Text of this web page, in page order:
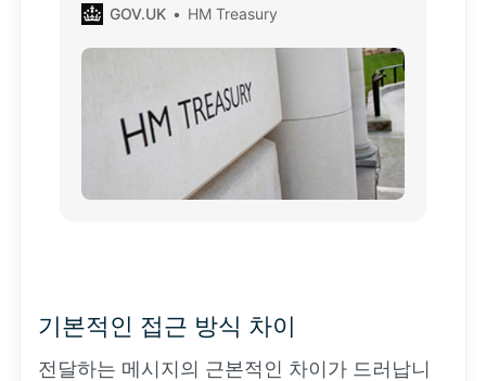
GOV.UK HM Treasury
기본적인 접근 방식 차이
전달하는 메시지의 근본적인 차이가 드러납니